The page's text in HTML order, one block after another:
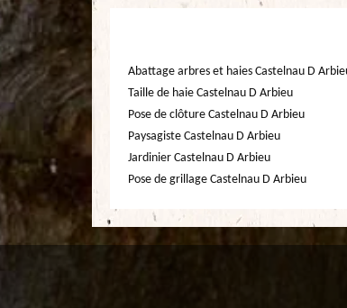
Abattage arbres et haies Castelnau D
Taille de haie Castelnau D Arbieu
Pose de clôture Castelnau D Arbieu
Paysagiste Castelnau D Arbieu
Jardinier Castelnau D Arbieu
Pose de grillage Castelnau D Arbieu